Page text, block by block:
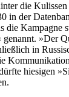
die
in der
die Kampagne
»Der
in
hiesigen